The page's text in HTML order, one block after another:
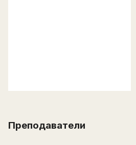
Преподаватели